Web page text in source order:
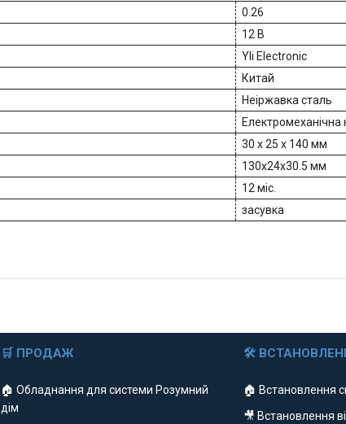
0.26
12 В
Yli Electronic
Китай
Неіржавка сталь
Електромеханічна
30 x 25 x 140 мм
130x24x30.5 мм
12 міс.
засувка
🛒 ПРОДАЖ
🏠 Обладнання для системи Розумний
дім
🛠
🏠 Встановлення
🎥 Встановлення